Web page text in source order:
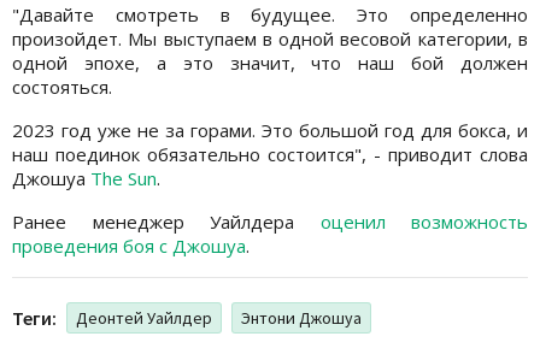
"Давайте смотреть в будущее. Это определенно
произойдет. Мы выступаем в одной весовой категории, в
одной эпохе, а это значит, что наш бой должен
состояться.
2023 год уже не за горами. Это большой год для бокса, и
наш поединок обязательно состоится", - приводит слова
Джошуа The Sun.
Ранее менеджер Уайлдера оценил возможность
проведения боя с Джошуа.
Теги: Деонтей Уайлдер Энтони Джошуа